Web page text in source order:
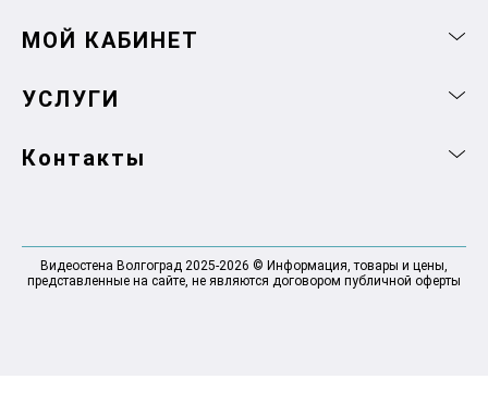
МОЙ КАБИНЕТ
УСЛУГИ
Контакты
Видеостена Волгоград 2025-2026 © Информация, товары и цены,
представленные на сайте, не являются договором публичной оферты